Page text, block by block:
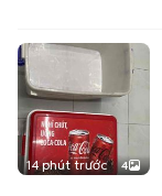
14 phút trước 4